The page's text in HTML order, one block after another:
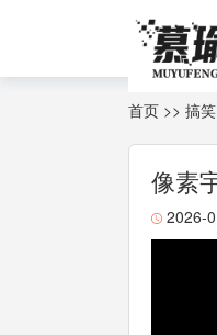
首页 >> 搞笑
像素
2026-